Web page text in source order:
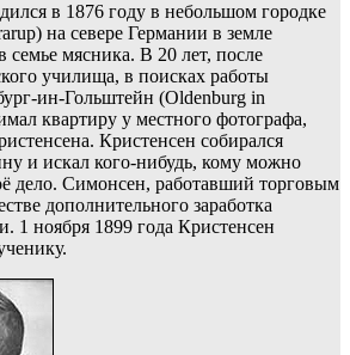
в 1876 году в небольшом городке
на севере Германии в земле
мясника. В 20 лет, после
училища, в поисках работы
ин-Гольштейн (Oldenburg in
квартиру у местного фотографа,
Кристенсен собирался
и искал кого-нибудь, кому можно
дело. Симонсен, работавший торговым
дополнительного заработка
1 ноября 1899 года Кристенсен